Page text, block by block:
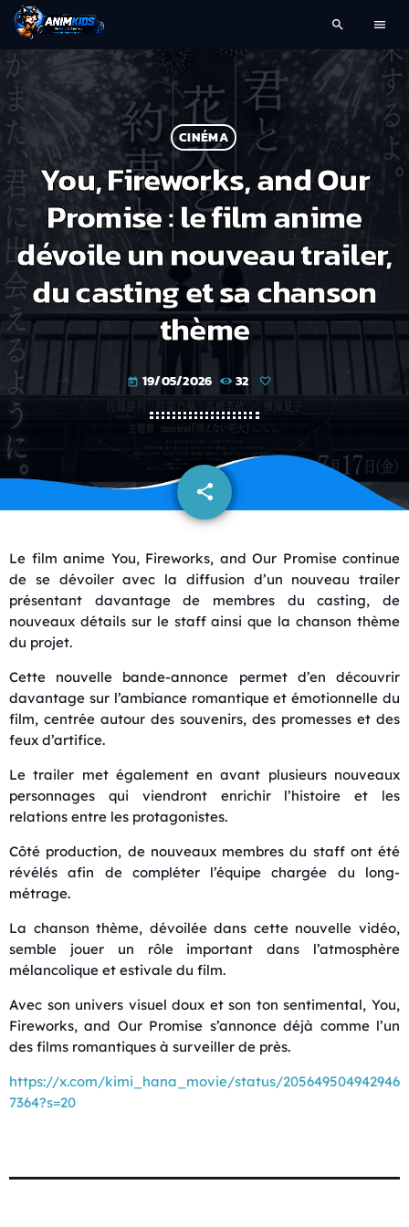
search menu
CINÉMA
You, Fireworks, and Our
Promise : le film anime
dévoile un nouveau trailer,
du casting et sa chanson
thème
today 19/05/2026 32
share
email
Le film anime You, Fireworks, and Our Promisecontinue
de se dévoiler avec la diffusion d’un nouveau trailer
présentant davantage de membres du casting, de
nouveaux détails sur le staff ainsi que la chanson thème
du projet.
Cette nouvelle bande-annonce permet d’en découvrir
davantage sur l’ambiance romantique et émotionnelle du
film, centrée autour des souvenirs, des promesses et des
feux d’artifice.
Le trailer met également en avant plusieurs nouveaux
personnages qui viendront enrichir l’histoire et les
relations entre les protagonistes.
Côté production, de nouveaux membres du staff ont été
révélés afin de compléter l’équipe chargée du long-
métrage.
La chanson thème, dévoilée dans cette nouvelle vidéo,
semble jouer un rôle important dans l’atmosphère
mélancolique et estivale du film.
Avec son univers visuel doux et son ton sentimental, You,
Fireworks, and Our Promise s’annonce déjà comme l’un
des films romantiques à surveiller de près.
https://x.com/kimi_hana_movie/status/205649504942946
7364?s=20